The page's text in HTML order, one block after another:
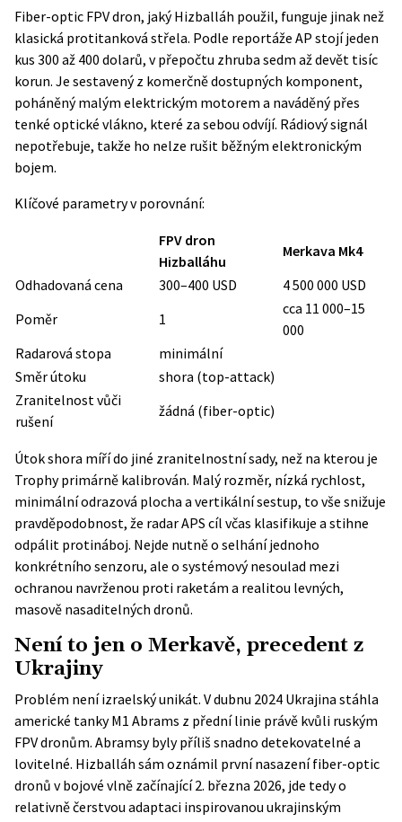
Fiber-optic FPV dron, jaký Hizballáh použil, funguje jinak než
klasická protitanková střela. Podle reportáže AP stojí jeden
kus 300 až 400 dolarů, v přepočtu zhruba sedm až devět tisíc
korun. Je sestavený z komerčně dostupných komponent,
poháněný malým elektrickým motorem a naváděný přes
tenké optické vlákno, které za sebou odvíjí. Rádiový signál
nepotřebuje, takže ho nelze rušit běžným elektronickým
bojem.
Klíčové parametry v porovnání:
FPV dron
Hizballáhu
Merkava Mk4
Odhadovaná cena
300–400 USD
4 500 000 USD
Poměr
1
cca 11 000–15
000
Radarová stopa
minimální
Směr útoku
shora (top-attack)
Zranitelnost vůči
rušení
žádná (fiber-optic)
Útok shora míří do jiné zranitelnostní sady, než na kterou je
Trophy primárně kalibrován. Malý rozměr, nízká rychlost,
minimální odrazová plocha a vertikální sestup, to vše snižuje
pravděpodobnost, že radar APS cíl včas klasifikuje a stihne
odpálit protináboj. Nejde nutně o selhání jednoho
konkrétního senzoru, ale o systémový nesoulad mezi
ochranou navrženou proti raketám a realitou levných,
masově nasaditelných dronů.
Není to jen o Merkavě, precedent z
Ukrajiny
Problém není izraelský unikát. V dubnu 2024 Ukrajina stáhla
americké tanky M1 Abrams z přední linie právě kvůli ruským
FPV dronům. Abramsy byly příliš snadno detekovatelné a
lovitelné. Hizballáh sám oznámil první nasazení fiber-optic
dronů v bojové vlně začínající 2. března 2026, jde tedy o
relativně čerstvou adaptaci inspirovanou ukrajinským